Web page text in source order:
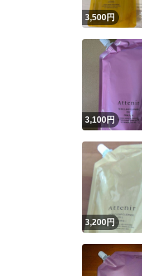
3,500円
3,100円
3,200円